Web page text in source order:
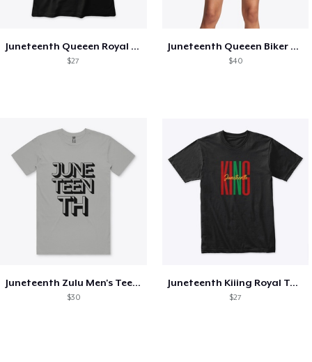
Juneteenth Queeen Royal Tee - Black
$27
Juneteenth Queeen Biker Shorts
$40
Juneteenth Zulu Men's Tee - Gray
$30
Juneteenth Kiiing Royal Tee - Black
$27